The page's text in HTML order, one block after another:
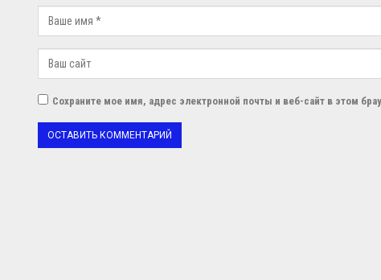
Сохраните мое имя, адрес электронной почты и веб-сайт в этом